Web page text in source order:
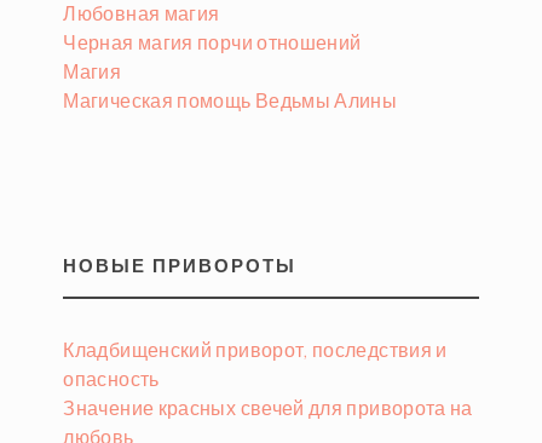
Любовная магия
Черная магия порчи отношений
Магия
Магическая помощь Ведьмы Алины
НОВЫЕ ПРИВОРОТЫ
Кладбищенский приворот, последствия и
опасность
Значение красных свечей для приворота на
любовь